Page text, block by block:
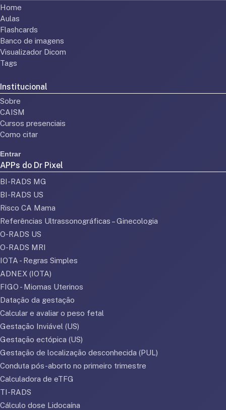
Home
Aulas
Flashcards
Banco de imagens
Visualizador Dicom
Tags
Institucional
Sobre
CAISM
Cursos presenciais
Como citar
Entrar
APPs do Dr Pixel
BI-RADS MG
BI-RADS US
Risco CA Mama
Referências Ultrassonográficas – Ginecologia
O-RADS US
O-RADS MRI
IOTA - Regras Simples
ADNEX (IOTA)
FIGO - Miomas Uterinos
Datação da gestação
Calcular e avaliar o peso fetal
Gestação Inviável (US)
Gestação ectópica (US)
Gestação de localização desconhecida (PUL)
Conduta pós-aborto no primeiro trimestre
Calculadora de eTFG
TI-RADS
Cálculo dose Lidocaína